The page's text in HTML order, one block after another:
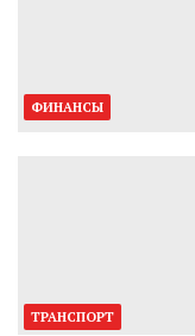
ФИНАНСЫ
ТРАНСПОРТ